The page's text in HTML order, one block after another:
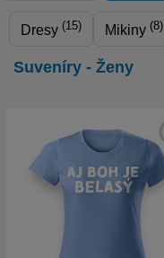
Dresy (15) Mikiny (8)
Suveníry - Ženy